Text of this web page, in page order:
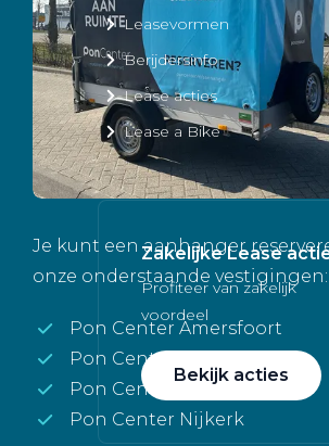
Leasevormen
Berijdersinfo
Lease acties
Lease a Bike
Zakelijke Lease
Profiteer van zakelijk
voordeel
Bekijk acties
Je kunt een aanhanger
onze onderstaande vestigingen:
Pon Center Amersfoort
Pon Center Barneveld
Pon Center Naarden
Pon Center Nijkerk